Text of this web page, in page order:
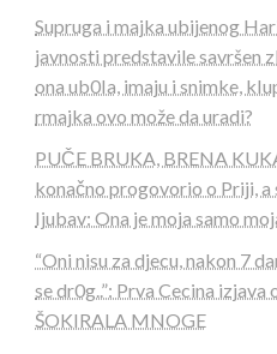
Supruga i majka ubijenog
javnosti predstavile savršen
ona ub0Ia, imaju i snimke,
rmajka ovo može da uradi?
PUČE BRUKA, BRENA
konačno progovorio o Priji, a
Ijubav: Ona je moja samo
“Oni nisu za djecu, nakon 7
se dr0g..”: Prva Cecina
ŠOKIRALA MNOGE